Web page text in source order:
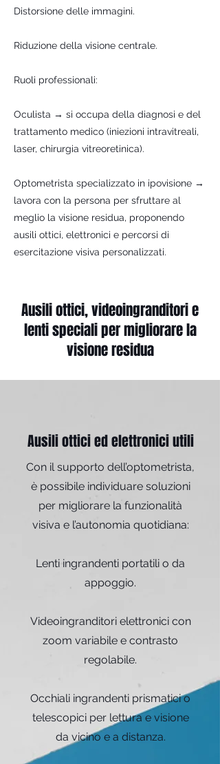
Distorsione delle immagini.
Riduzione della visione centrale.
Ruoli professionali:
Oculista → si occupa della diagnosi e del
trattamento medico (iniezioni intravitreali,
laser, chirurgia vitreoretinica).
Optometrista specializzato in ipovisione →
lavora con la persona per sfruttare al
meglio la visione residua, proponendo
ausili ottici, elettronici e percorsi di
esercitazione visiva personalizzati.
Ausili ottici, videoingranditori e
lenti speciali per migliorare la
visione residua
Ausili ottici ed elettronici utili
Con il supporto dell’optometrista,
è possibile individuare soluzioni
per migliorare la funzionalità
visiva e l’autonomia quotidiana:
Lenti ingrandenti portatili o da
appoggio.
Videoingranditori elettronici con
zoom variabile e contrasto
regolabile.
Occhiali ingrandenti prismatici o
telescopici per lettura e visione
da vicino e a distanza.